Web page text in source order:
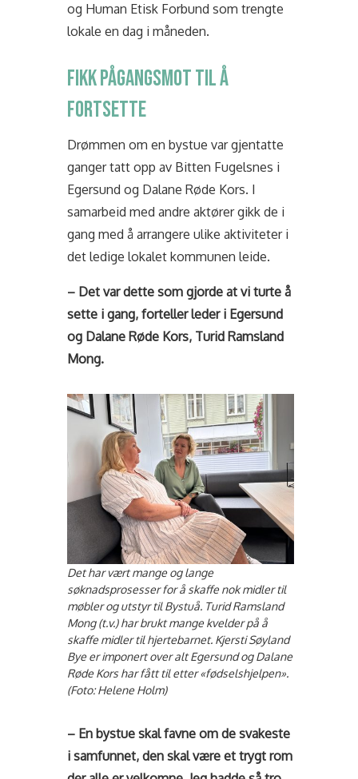
og Human Etisk Forbund som trengte
lokale en dag i måneden.
FIKK PÅGANGSMOT TIL Å
FORTSETTE
Drømmen om en bystue var gjentatte
ganger tatt opp av Bitten Fugelsnes i
Egersund og Dalane Røde Kors. I
samarbeid med andre aktører gikk de i
gang med å arrangere ulike aktiviteter i
det ledige lokalet kommunen leide.
– Det var dette som gjorde at vi turte å
sette i gang, forteller leder i Egersund
og Dalane Røde Kors, Turid Ramsland
Mong.
Det har vært mange og lange
søknadsprosesser for å skaffe nok midler til
møbler og utstyr til Bystuå. Turid Ramsland
Mong (t.v.) har brukt mange kvelder på å
skaffe midler til hjertebarnet. Kjersti Søyland
Bye er imponert over alt Egersund og Dalane
Røde Kors har fått til etter «fødselshjelpen».
(Foto: Helene Holm)
– En bystue skal favne om de svakeste
i samfunnet, den skal være et trygt rom